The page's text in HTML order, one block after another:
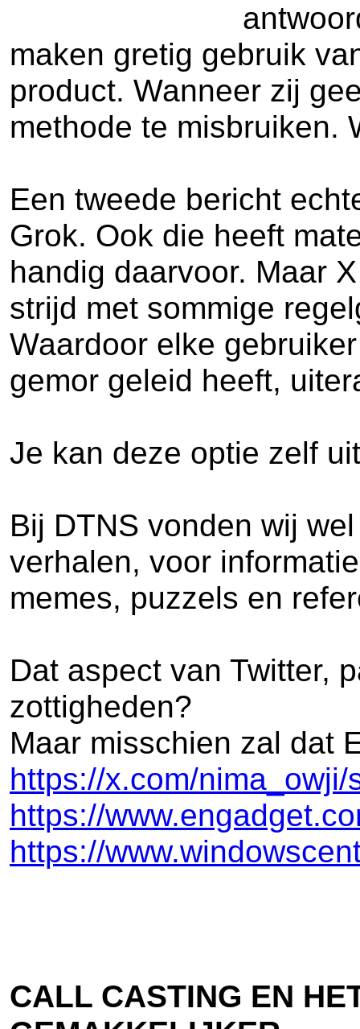
maken gretig gebruik
product. Wanneer zij
methode te misbruiken.
Een tweede bericht
Grok. Ook die heeft
handig daarvoor. Maar
strijd met sommige
Waardoor elke
gemor geleid heeft,
Je kan deze optie zelf
Bij DTNS vonden wij
verhalen, voor
memes, puzzels en
Dat aspect van Twitter,
zottigheden?
Maar misschien zal dat
https://x.com/
https://
https://
CALL CASTING EN